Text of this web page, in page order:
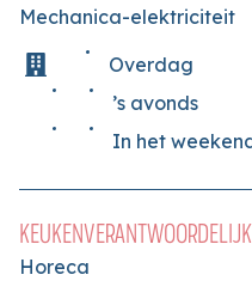
Mechanica-elektriciteit
Overdag
’s avonds
In het
Horeca